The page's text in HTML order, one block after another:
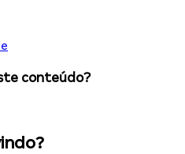
conteúdo?